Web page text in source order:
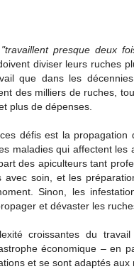
presque deux
diviser leurs ruches
que dans les
des milliers de ruches,
plus de dépenses.
défis est la
maladies qui affectent
des apiculteurs tant
avec soin, et les
Sinon, les
et dévaster les
croissantes du
économique – en
et se sont adaptés aux